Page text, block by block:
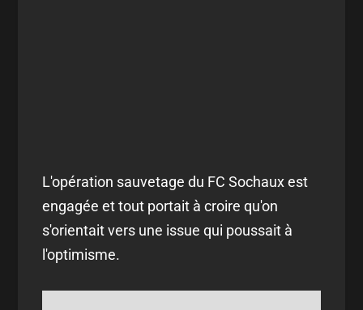
L'opération sauvetage du FC Sochaux est
engagée et tout portait à croire qu'on
s'orientait vers une issue qui poussait à
l'optimisme.